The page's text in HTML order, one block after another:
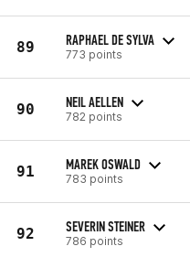
89 RAPHAEL DE SYLVA
773 points
90 NEIL AELLEN
782 points
91 MAREK OSWALD
783 points
92 SEVERIN STEINER
786 points